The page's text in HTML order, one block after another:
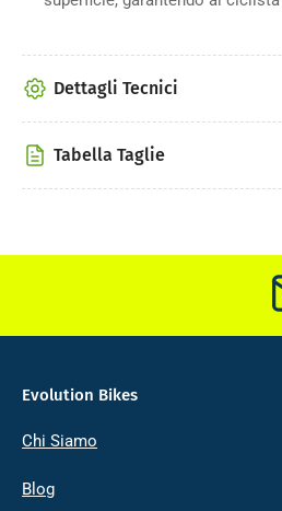
Dettagli Tecnici
Tabella Taglie
Evolution Bikes
Chi Siamo
Blog